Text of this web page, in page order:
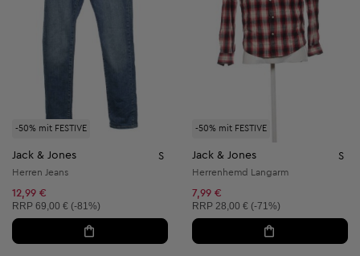
-50% mit FESTIVE
Jack & Jones S
Herren Jeans
12,99 €
Unverbindliche Preisempfehlung:
RRP 69,00 € (-81%)
-50% mit FESTIVE
Jack & Jones S
Herrenhemd Langarm
7,99 €
Unverbindliche Preisempfehlung:
RRP 28,00 € (-71%)